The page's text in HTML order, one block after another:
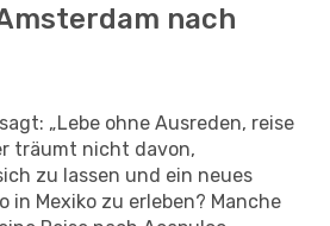
nach
„Lebe ohne Ausreden, reise
träumt nicht davon,
zu lassen und ein neues
in Mexiko zu erleben? Manche